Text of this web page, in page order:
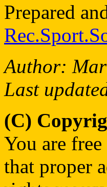
Prepared
Author:
Last
(C)
You are
that proper